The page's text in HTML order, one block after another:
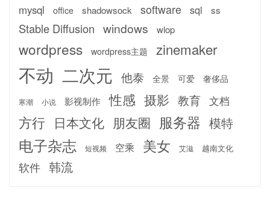
mysql office shadowsock software sql ss
Stable Diffusion windows wlop
wordpress wordpress主题 zinemaker
不动 二次元 他泰 全景 可爱 奢侈品
寒潮 小说 影视制作 性感 摄影 教育 文档
方行 日本文化 朋友圈 服务器 模特
电子杂志 短视频 空乘 美女 艾滋 越南文化
软件 韩流